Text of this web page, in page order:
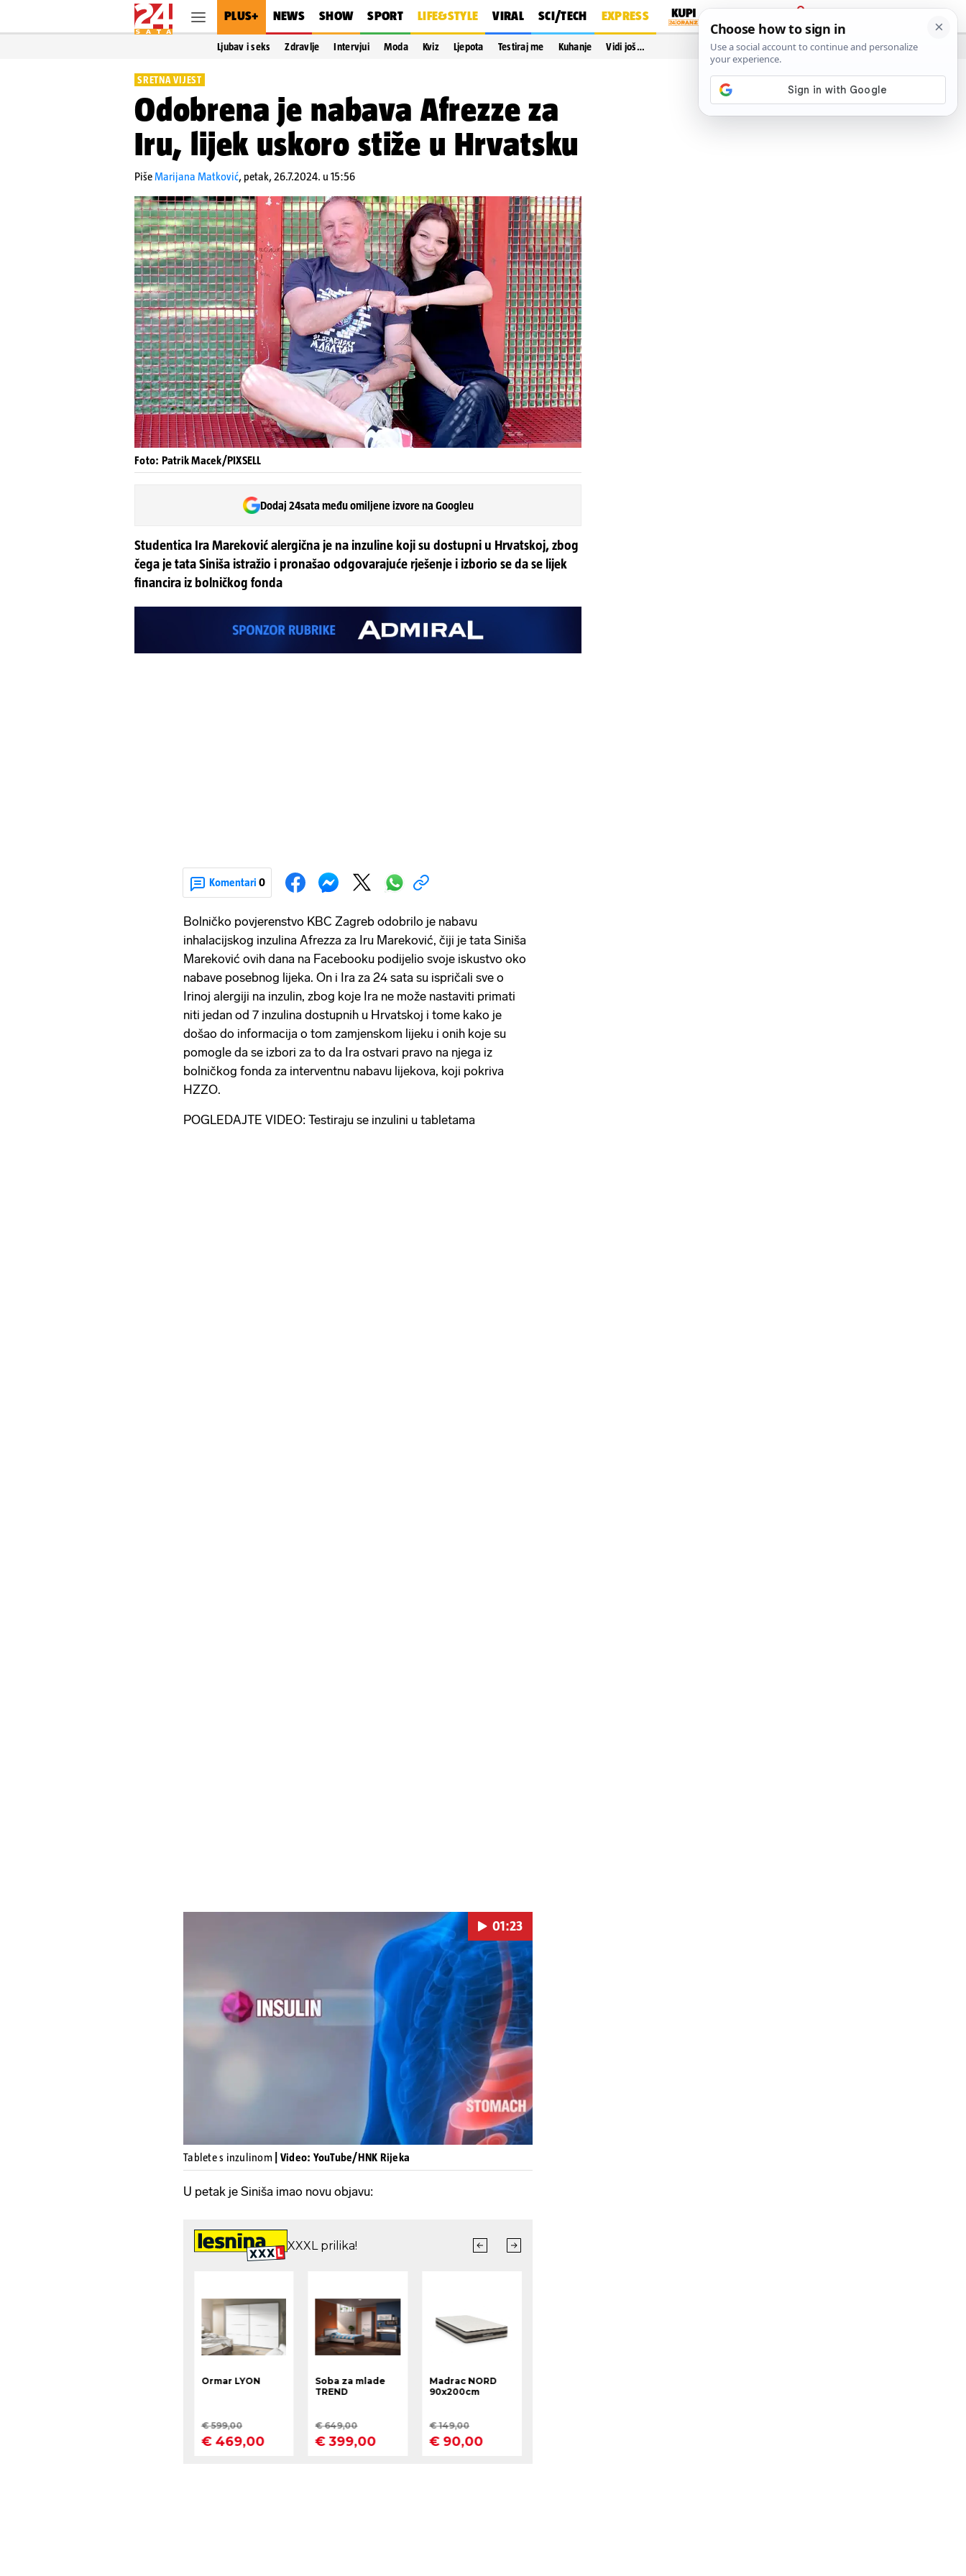
PLUS+ NEWS SHOW SPORT LIFE&STYLE VIRAL SCI/TECH EXPRESS
PRIJAVA
Ljubav i seks Zdravlje Intervjui Moda Kviz Ljepota Testiraj me Kuhanje Vidi još…
SRETNA VIJEST
Odobrena je nabava Afrezze za
Iru, lijek uskoro stiže u Hrvatsku
PišeMarijana Matković, petak, 26.7.2024. u 15:56
Foto: Patrik Macek/PIXSELL
Dodaj 24sata među omiljene izvore na Googleu
Studentica Ira Mareković alergična je na inzuline koji su dostupni u Hrvatskoj, zbog
čega je tata Siniša istražio i pronašao odgovarajuće rješenje i izborio se da se lijek
financira iz bolničkog fonda
Komentari 0
Bolničko povjerenstvo KBC Zagreb odobrilo je nabavu
inhalacijskog inzulina Afrezza za Iru Mareković, čiji je tata Siniša
Mareković ovih dana na Facebooku podijelio svoje iskustvo oko
nabave posebnog lijeka. On i Ira za 24 sata su ispričali sve o
Irinoj alergiji na inzulin, zbog koje Ira ne može nastaviti primati
niti jedan od 7 inzulina dostupnih u Hrvatskoj i tome kako je
došao do informacija o tom zamjenskom lijeku i onih koje su
pomogle da se izbori za to da Ira ostvari pravo na njega iz
bolničkog fonda za interventnu nabavu lijekova, koji pokriva
HZZO.
POGLEDAJTE VIDEO: Testiraju se inzulini u tabletama
Pokretanje videa...
01:23
Tablete s inzulinom | Video: YouTube/HNK Rijeka
U petak je Siniša imao novu objavu: